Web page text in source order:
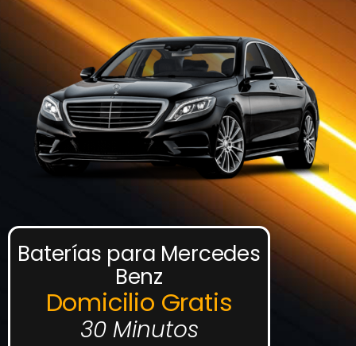
Baterías para Mercedes
Benz
Domicilio Gratis
30 Minutos